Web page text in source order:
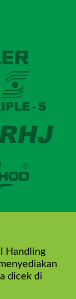
Handling
dicek di